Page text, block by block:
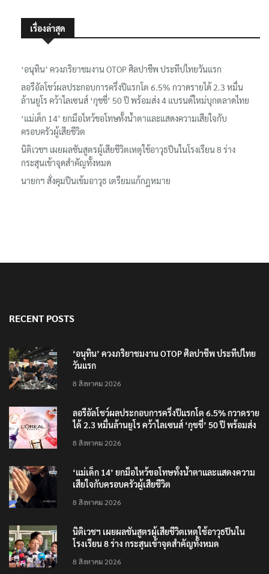
เรื่องล่าสุด
‘อนุทิน’ ควงภริยาชมงาน OTOP ศิลปาชีพ ประทีปไทยวันแรก
ลอรีอัลโชว์ผลประกอบการครึ่งปีแรกโต 6.5% กวาดรายได้ 2.3 หมื่น
ล้านยูโร คว้าไลเซนส์ ‘กุชชี่’ 50 ปี พร้อมส่ง 4 แบรนด์ใหม่บุกตลาดไทย
‘แม่เด็ก 14’ ยกมือไหว้ขอโทษทั้งน้ำตาและแสดงความเสียใจกับ
ครอบครัวผู้เสียชีวิต
นิติเวชฯ เผยผลชันสูตรผู้เสียชีวิตเหตุใช้อาวุธปืนในโรงเรียน 8 ร่าง
กระสุนเข้าจุดสำคัญทั้งหมด
นายกฯ สั่งคุมปืนเข้มอาวุธ เตรียมแก้กฎหมาย
RECENT POSTS
‘อนุทิน’ ควงภริยาชมงาน OTOP ศิลปาชีพ ประทีปไทย
วันแรก
8 สิงหาคม 2026
ลอรีอัลโชว์ผลประกอบการครึ่งปีแรกโต 6.5% กวาดราย
ได้ 2.3 หมื่นล้านยูโร คว้าไลเซนส์ ‘กุชชี่’ 50 ปี พร้อมส่ง
8 สิงหาคม 2026
‘แม่เด็ก 14’ ยกมือไหว้ขอโทษทั้งน้ำตาและแสดงความ
เสียใจกับครอบครัวผู้เสียชีวิต
8 สิงหาคม 2026
นิติเวชฯ เผยผลชันสูตรผู้เสียชีวิตเหตุใช้อาวุธปืนใน
โรงเรียน 8 ร่าง กระสุนเข้าจุดสำคัญทั้งหมด
8 สิงหาคม 2026